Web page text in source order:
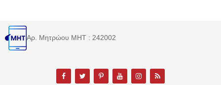
Αρ. Μητρώου MHT : 242002